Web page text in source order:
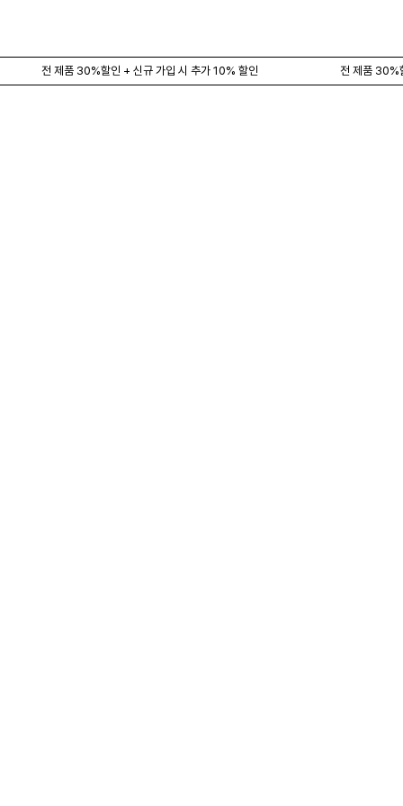
전 제품 30%할인 + 신규 가입 시 추가 10% 할인 전 제품 30%